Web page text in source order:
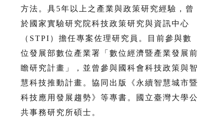
方法。具5年以上之產業與政策研究經驗，曾
於國家實驗研究院科技政策研究與資訊中心
（STPI）擔任專案佐理研究員。目前參與數
位發展部數位產業署「數位經濟暨產業發展前
瞻研究計畫」，並曾參與國科會科技政策與智
慧科技推動計畫。協同出版《永續智慧城市暨
科技應用發展趨勢》等專書。國立臺灣大學公
共事務研究所碩士。